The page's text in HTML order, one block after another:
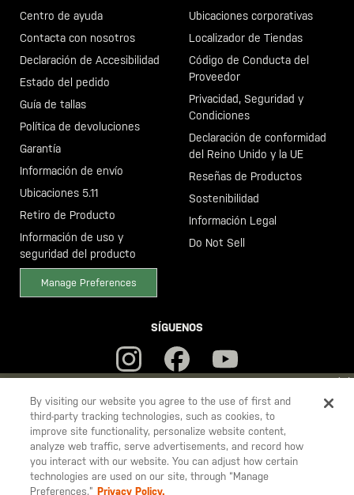
YOU ARE SHOPPING ON OURESPAÑA SITE. WOULD YOU LIKE
TO SHIP TO ANOTHER COUNTRY?
STAY ONESPAÑA
CHANGE COUNTRY
Centro de ayuda
Contacta con nosotros
Declaración de Accesibilidad
Estado del pedido
Guía de tallas
Política de devoluciones
Garantía
Información de envío
Ubicaciones 5.11
Retiro de Producto
Información de uso y
seguridad del producto
Manage Preferences
Ubicaciones corporativas
Localizador de Tiendas
Código de Conducta del
Proveedor
Privacidad, Seguridad y
Condiciones
Declaración de conformidad
del Reino Unido y la UE
Reseñas de Productos
Sostenibilidad
Información Legal
Do Not Sell
SÍGUENOS
5.11
Tactical
By visiting our website you agree to the use of first and
third-party tracking technologies, such as cookies, to
improve site functionality, personalize website content,
analyze web traffic, serve advertisements, and record how
you interact with our website. You can adjust how certain
technologies are used on our site, through “Manage
Preferences.” Privacy Policy.